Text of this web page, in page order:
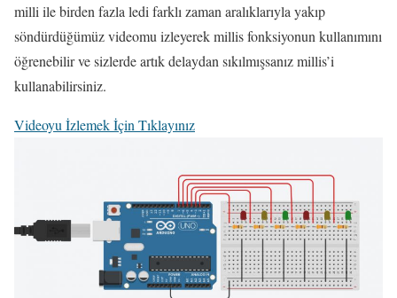
milli ile birden fazla ledi farklı zaman aralıklarıyla yakıp
söndürdüğümüz videomu izleyerek millis fonksiyonun kullanımını
öğrenebilir ve sizlerde artık delaydan sıkılmışsanız millis’i
kullanabilirsiniz.
Videoyu İzlemek İçin Tıklayınız